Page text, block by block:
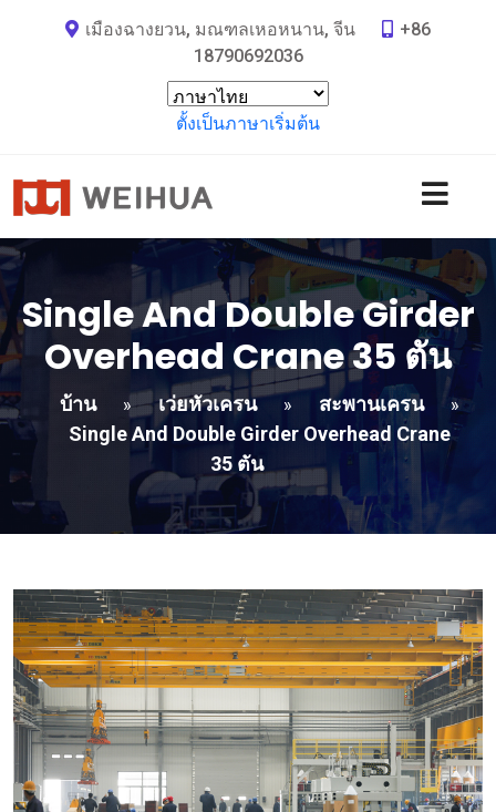
เมืองฉางยวน, มณฑลเหอหนาน, จีน
+86
18790692036
ตั้งเป็นภาษาเริ่มต้น
Single And Double Girder
Overhead Crane35 ตัน
บ้าน » เว่ยหัวเครน » สะพานเครน »
Single And Double Girder Overhead Crane
35 ตัน